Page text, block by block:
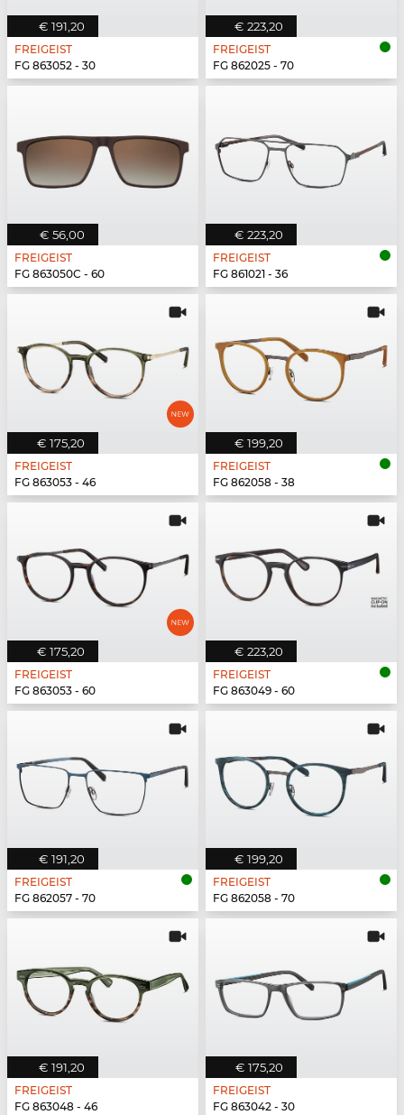
€ 191,20
FREIGEIST
FG 863052 - 30
€ 223,20
FREIGEIST
FG 862025 - 70
€ 56,00
FREIGEIST
FG 863050C - 60
€ 223,20
FREIGEIST
FG 861021 - 36
€ 175,20
FREIGEIST
FG 863053 - 46
€ 199,20
FREIGEIST
FG 862058 - 38
€ 175,20
FREIGEIST
FG 863053 - 60
€ 223,20
FREIGEIST
FG 863049 - 60
€ 191,20
FREIGEIST
FG 862057 - 70
€ 199,20
FREIGEIST
FG 862058 - 70
€ 191,20
FREIGEIST
FG 863048 - 46
€ 175,20
FREIGEIST
FG 863042 - 30